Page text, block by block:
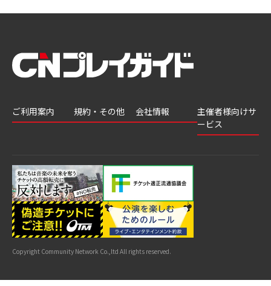
ご利用案内
結果
よくあるご質問
はじめてガイド
公演中止・変更
サイトマップ
規約・その他
利用規約
特商法に基づく
表示
カスタマーハラ
スメントへの対
応指針
会社情報
主催者様向けサ
ービス
Copyright Community Network Co.,ltd All rights reserved.